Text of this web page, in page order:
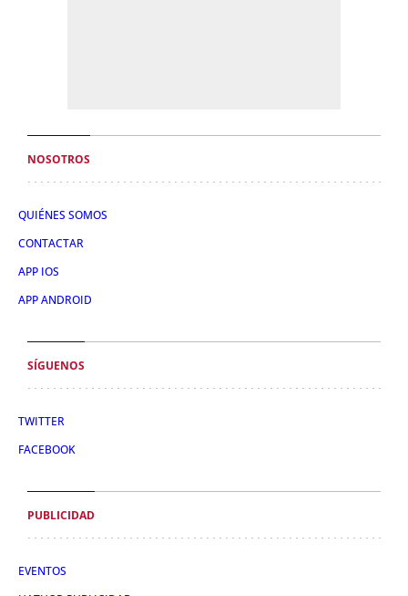
NOSOTROS
QUIÉNES SOMOS
CONTACTAR
APP IOS
APP ANDROID
SÍGUENOS
TWITTER
FACEBOOK
PUBLICIDAD
EVENTOS